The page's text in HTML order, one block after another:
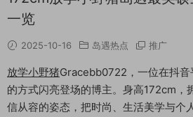
一览
2025-10-16 岛遇热点 推广
放学小野猪Gracebb0722，一位在抖音
的方式闪亮登场的博主。身高172cm，
信从容的姿态，把时尚、生活美学与个